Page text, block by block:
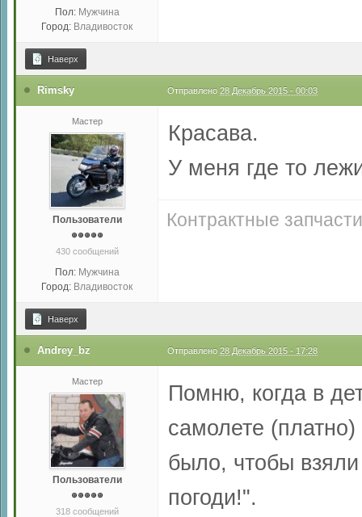
Пол: Мужчина
Город: Владивосток
Наверх
Rimsky Отправлено 28 Декабрь 2015 - 00:03
Мастер
Пользователи
430 сообщений
Пол: Мужчина
Город: Владивосток
Красава.
У меня где то
Контрактные
Наверх
Andrey_bz Отправлено 28 Декабрь 2015 - 17:28
Мастер
Пользователи
318 сообщений
Помню, когда в
самолете
было, чтобы
погоди!".